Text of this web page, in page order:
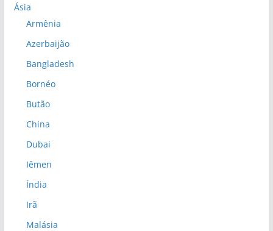
Ásia
Armênia
Azerbaijão
Bangladesh
Bornéo
Butão
China
Dubai
Iêmen
Índia
Irã
Malásia